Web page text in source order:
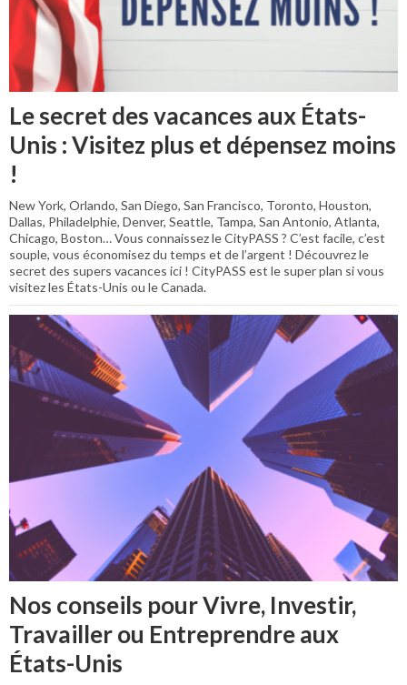
Le secret des vacances aux États-
Unis : Visitez plus et dépensez moins
!
New York, Orlando, San Diego, San Francisco, Toronto, Houston,
Dallas, Philadelphie, Denver, Seattle, Tampa, San Antonio, Atlanta,
Chicago, Boston… Vous connaissez le CityPASS ? C’est facile, c’est
souple, vous économisez du temps et de l’argent ! Découvrez le
secret des supers vacances ici ! CityPASS est le super plan si vous
visitez les États-Unis ou le Canada.
Nos conseils pour Vivre, Investir,
Travailler ou Entreprendre aux
États-Unis